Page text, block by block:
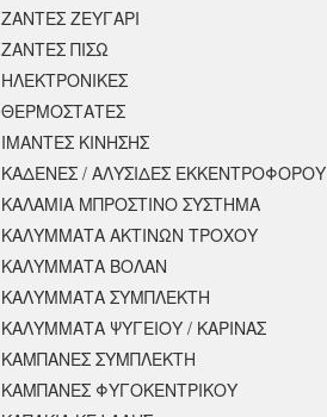
ΖΑΝΤΕΣ ΖΕΥΓΑΡΙ
ΖΑΝΤΕΣ ΠΙΣΩ
ΗΛΕΚΤΡΟΝΙΚΕΣ
ΘΕΡΜΟΣΤΑΤΕΣ
ΙΜΑΝΤΕΣ ΚΙΝΗΣΗΣ
ΚΑΔΕΝΕΣ / ΑΛΥΣΙΔΕΣ ΕΚΚΕΝΤΡΟΦΟΡΟΥ
ΚΑΛΑΜΙΑ ΜΠΡΟΣΤΙΝΟ ΣΥΣΤΗΜΑ
ΚΑΛΥΜΜΑΤΑ ΑΚΤΙΝΩΝ ΤΡΟΧΟΥ
ΚΑΛΥΜΜΑΤΑ ΒΟΛΑΝ
ΚΑΛΥΜΜΑΤΑ ΣΥΜΠΛΕΚΤΗ
ΚΑΛΥΜΜΑΤΑ ΨΥΓΕΙΟΥ / ΚΑΡΙΝΑΣ
ΚΑΜΠΑΝΕΣ ΣΥΜΠΛΕΚΤΗ
ΚΑΜΠΑΝΕΣ ΦΥΓΟΚΕΝΤΡΙΚΟΥ